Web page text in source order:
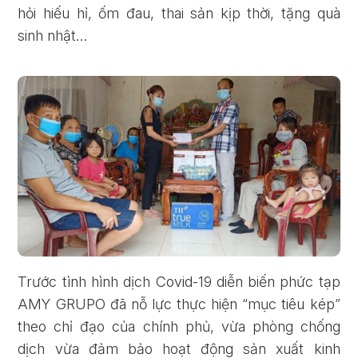
hỏi hiếu hỉ, ốm đau, thai sản kịp thời, tặng quà
sinh nhật…
Trước tình hình dịch Covid-19 diễn biến phức tạp
AMY GRUPO đã nỗ lực thực hiện “mục tiêu kép”
theo chỉ đạo của chính phủ, vừa phòng chống
dịch vừa đảm bảo hoạt động sản xuất kinh